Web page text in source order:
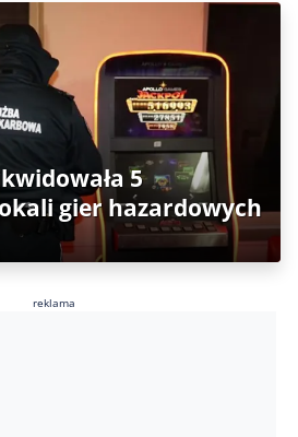
5
gier hazardowych
reklama